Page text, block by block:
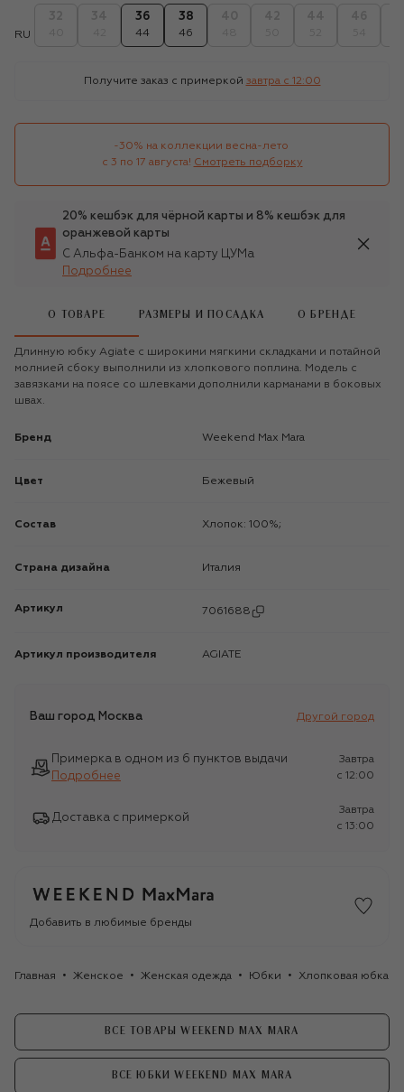
RU
36
44
38
46
Получите заказ с примеркой завтра c 12:00
-30% на коллекции весна-лето
с 3 по 17 августа! Смотреть подборку
20% кешбэк для чёрной карты и 8% кешбэк для
оранжевой карты
С Альфа-Банком на карту ЦУМа
Подробнее
О ТОВАРЕ РАЗМЕРЫ И ПОСАДКА О БРЕНДЕ
Длинную юбку Agiate с широкими мягкими складками и потайной
молнией сбоку выполнили из хлопкового поплина. Модель с
завязками на поясе со шлевками дополнили карманами в боковых
швах.
Бренд Weekend Max Mara
Цвет Бежевый
Состав Хлопок: 100%;
Страна дизайна Италия
Артикул 7061688
Артикул производителя AGIATE
Ваш город Москва Другой город
Примерка в одном из 6 пунктов выдачи
Подробнее
Завтра
c 12:00
Доставка с примеркой
Завтра
c 13:00
Добавить в любимые бренды
Главная Женское Женская одежда Юбки Хлопковая юбка
ВСЕ ТОВАРЫ WEEKEND MAX MARA
ВСЕ ЮБКИ WEEKEND MAX MARA